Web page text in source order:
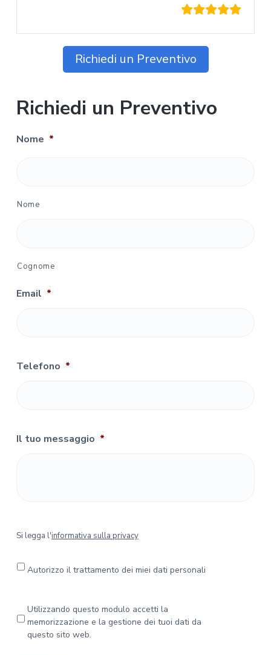
Richiedi un Preventivo
Richiedi un Preventivo
Nome *
Nome
Cognome
Email *
Telefono *
Il tuo messaggio *
S
e
l
Si legga l'informativa sulla privacy
Autorizzo il trattamento dei miei dati personali
r
Utilizzando questo modulo accetti la
memorizzazione e la gestione dei tuoi dati da
questo sito web.